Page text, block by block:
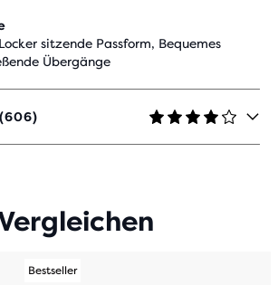
sitzende Passform, Bequemes
Übergänge
(606)
Bestseller